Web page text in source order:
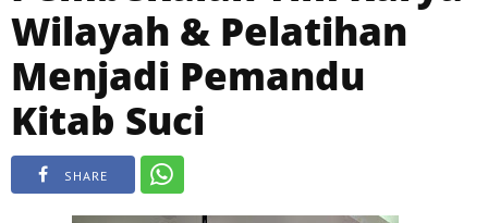
Wilayah & Pelatihan
Menjadi Pemandu
Kitab Suci
SHARE